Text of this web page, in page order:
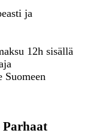
ja
12h sisällä
Suomeen
Parhaat